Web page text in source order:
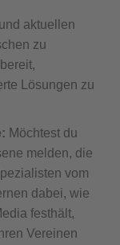
aktuellen
zu
Lösungen zu
Möchtest du
melden, die
vom
dabei, wie
festhält,
Vereinen